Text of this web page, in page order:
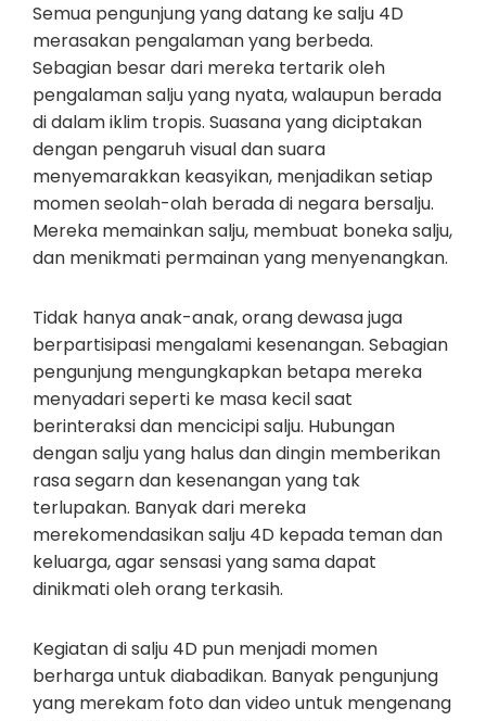
Semua pengunjung yang datang ke salju 4D
merasakan pengalaman yang berbeda.
Sebagian besar dari mereka tertarik oleh
pengalaman salju yang nyata, walaupun berada
di dalam iklim tropis. Suasana yang diciptakan
dengan pengaruh visual dan suara
menyemarakkan keasyikan, menjadikan setiap
momen seolah-olah berada di negara bersalju.
Mereka memainkan salju, membuat boneka salju,
dan menikmati permainan yang menyenangkan.
Tidak hanya anak-anak, orang dewasa juga
berpartisipasi mengalami kesenangan. Sebagian
pengunjung mengungkapkan betapa mereka
menyadari seperti ke masa kecil saat
berinteraksi dan mencicipi salju. Hubungan
dengan salju yang halus dan dingin memberikan
rasa segarn dan kesenangan yang tak
terlupakan. Banyak dari mereka
merekomendasikan salju 4D kepada teman dan
keluarga, agar sensasi yang sama dapat
dinikmati oleh orang terkasih.
Kegiatan di salju 4D pun menjadi momen
berharga untuk diabadikan. Banyak pengunjung
yang merekam foto dan video untuk mengenang